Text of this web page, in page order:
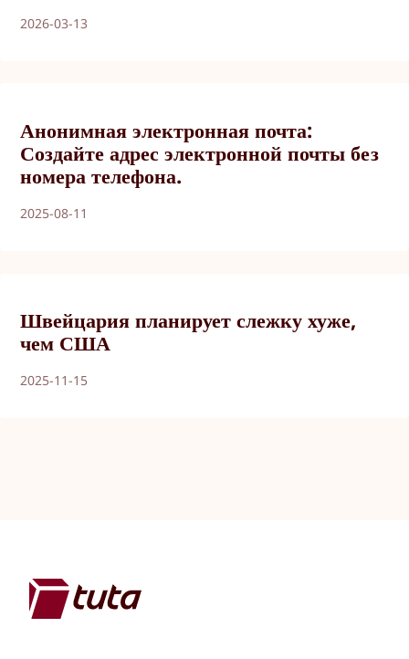
2026-03-13
Анонимная электронная почта:
Создайте адрес электронной почты без
номера телефона.
2025-08-11
Швейцария планирует слежку хуже,
чем США
2025-11-15